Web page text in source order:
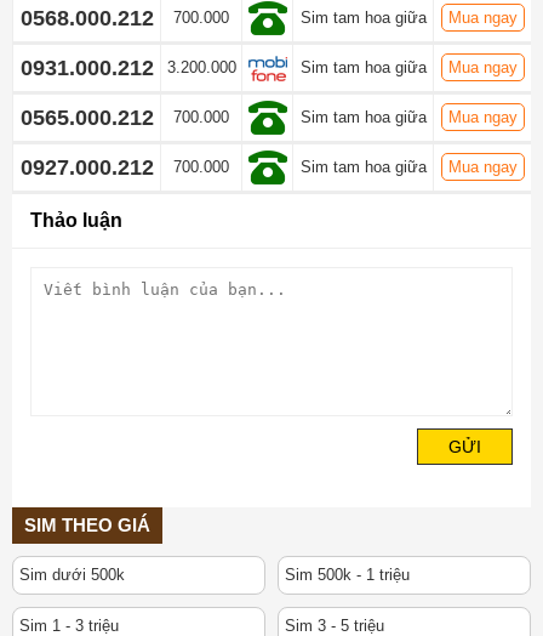
0568.000.212 700.000 Sim tam hoa giữa Mua ngay
0931.000.212 3.200.000 Sim tam hoa giữa Mua ngay
0565.000.212 700.000 Sim tam hoa giữa Mua ngay
0927.000.212 700.000 Sim tam hoa giữa Mua ngay
Thảo luận
GỬI
SIM THEO GIÁ
Sim dưới 500k Sim 500k - 1 triệu
Sim 1 - 3 triệu Sim 3 - 5 triệu